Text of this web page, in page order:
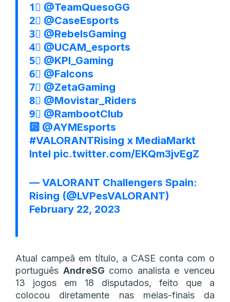
1⃣ @TeamQuesoGG
2⃣ @CaseEsports
3⃣ @RebelsGaming
4⃣ @UCAM_esports
5⃣ @KPI_Gaming
6⃣ @Falcons
7⃣ @ZetaGaming
8⃣ @Movistar_Riders
9⃣ @RambootClub
🔟 @AYMEsports
#VALORANTRising x MediaMarkt
Intel pic.twitter.com/EKQm3jvEgZ
— VALORANT Challengers Spain:
Rising (@LVPesVALORANT)
February 22, 2023
Atual campeã em título, a CASE conta com o
português AndreSG como analista e venceu
13 jogos em 18 disputados, feito que a
colocou diretamente nas meias-finais da